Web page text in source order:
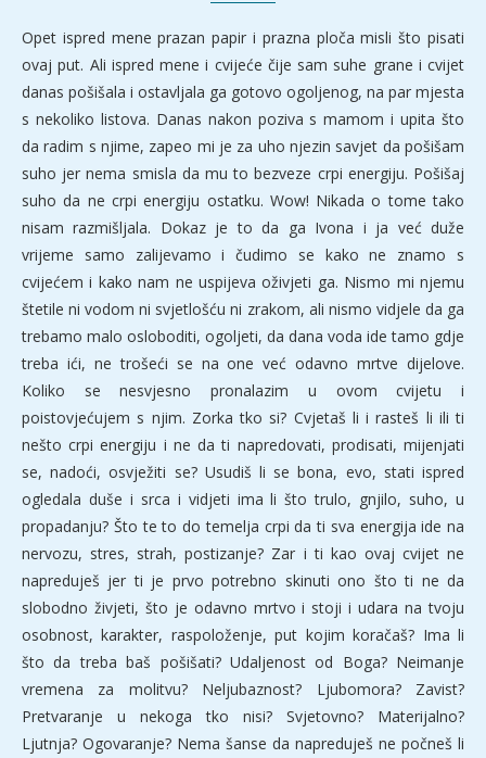
Opet ispred mene prazan papir i prazna ploča misli što pisati
ovaj put. Ali ispred mene i cvijeće čije sam suhe grane i cvijet
danas pošišala i ostavljala ga gotovo ogoljenog, na par mjesta
s nekoliko listova. Danas nakon poziva s mamom i upita što
da radim s njime, zapeo mi je za uho njezin savjet da pošišam
suho jer nema smisla da mu to bezveze crpi energiju. Pošišaj
suho da ne crpi energiju ostatku. Wow! Nikada o tome tako
nisam razmišljala. Dokaz je to da ga Ivona i ja već duže
vrijeme samo zalijevamo i čudimo se kako ne znamo s
cvijećem i kako nam ne uspijeva oživjeti ga. Nismo mi njemu
štetile ni vodom ni svjetlošću ni zrakom, ali nismo vidjele da ga
trebamo malo osloboditi, ogoljeti, da dana voda ide tamo gdje
treba ići, ne trošeći se na one već odavno mrtve dijelove.
Koliko se nesvjesno pronalazim u ovom cvijetu i
poistovjećujem s njim. Zorka tko si? Cvjetaš li i rasteš li ili ti
nešto crpi energiju i ne da ti napredovati, prodisati, mijenjati
se, nadoći, osvježiti se? Usudiš li se bona, evo, stati ispred
ogledala duše i srca i vidjeti ima li što trulo, gnjilo, suho, u
propadanju? Što te to do temelja crpi da ti sva energija ide na
nervozu, stres, strah, postizanje? Zar i ti kao ovaj cvijet ne
napreduješ jer ti je prvo potrebno skinuti ono što ti ne da
slobodno živjeti, što je odavno mrtvo i stoji i udara na tvoju
osobnost, karakter, raspoloženje, put kojim koračaš? Ima li
što da treba baš pošišati? Udaljenost od Boga? Neimanje
vremena za molitvu? Neljubaznost? Ljubomora? Zavist?
Pretvaranje u nekoga tko nisi? Svjetovno? Materijalno?
Ljutnja? Ogovaranje? Nema šanse da napreduješ ne počneš li